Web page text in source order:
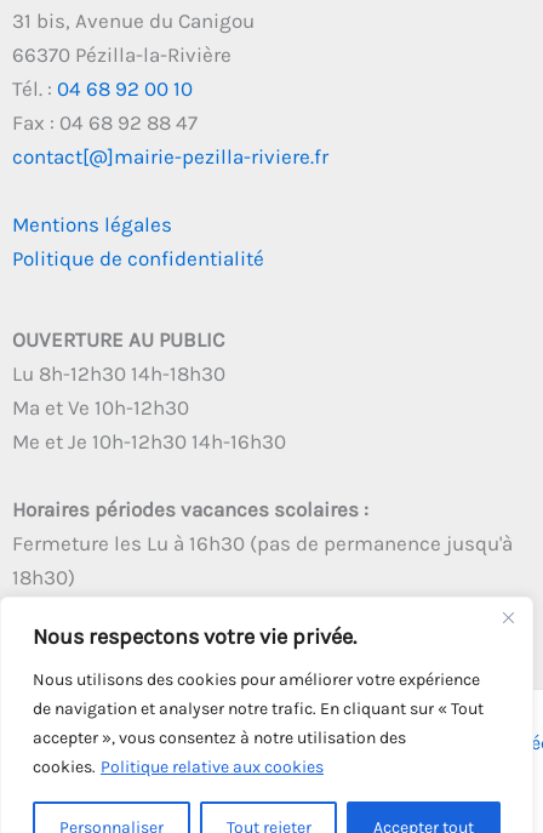
Nous respectons votre vie privée.
Nous utilisons des cookies pour améliorer votre expérience
de navigation et analyser notre trafic. En cliquant sur « Tout
accepter », vous consentez à notre utilisation des
cookies. Politique relative aux cookies
Personnaliser Tout rejeter Accepter tout
31 bis, Avenue du Canigou
66370 Pézilla-la-Rivière
Tél. : 04 68 92 00 10
Fax : 04 68 92 88 47
contact[@]mairie-pezilla-riviere.fr
Mentions légales
Politique de confidentialité
OUVERTURE AU PUBLIC
Lu 8h-12h30 14h-18h30
Ma et Ve 10h-12h30
Me et Je 10h-12h30 14h-16h30
Horaires périodes vacances scolaires :
Fermeture les Lu à 16h30 (pas de permanence jusqu'à
18h30)
Copyright © 2026 - Tous droits réservés - | Webmaster
Solution